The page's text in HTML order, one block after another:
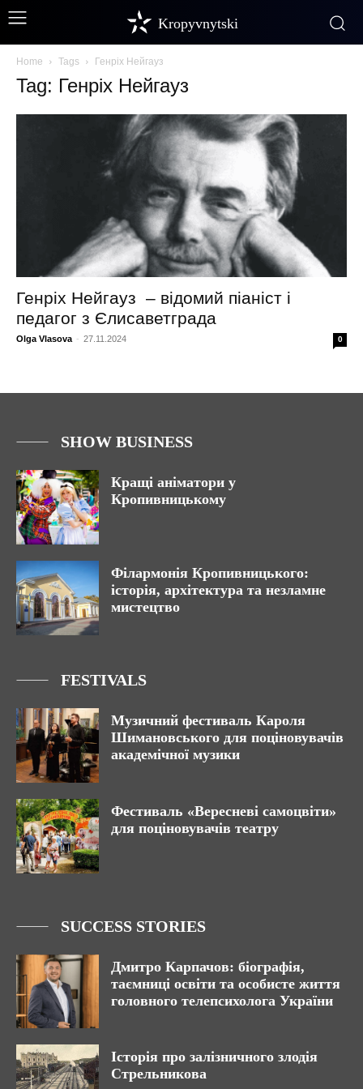
Kropyvnytski
Home Tags Генріх Нейгауз
Tag: Генріх Нейгауз
Генріх Нейгауз – відомий піаніст і
педагог з Єлисаветграда
Olga Vlasova - 27.11.2024 0
SHOW BUSINESS
Кращі аніматори у
Кропивницькому
Філармонія Кропивницького:
історія, архітектура та незламне
мистецтво
FESTIVALS
Музичний фестиваль Кароля
Шимановського для поціновувачів
академічної музики
Фестиваль «Вересневі самоцвіти»
для поціновувачів театру
SUCCESS STORIES
Дмитро Карпачов: біографія,
таємниці освіти та особисте життя
головного телепсихолога України
Історія про залізничного злодія
Стрельникова